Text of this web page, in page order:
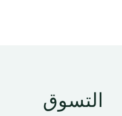
التسوق​